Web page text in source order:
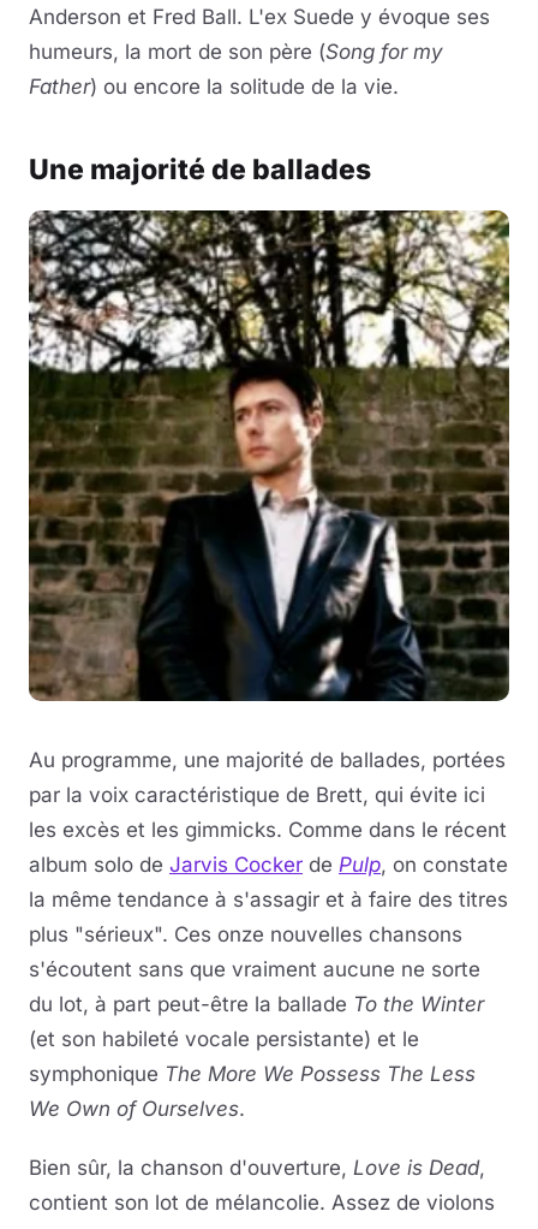
Anderson et Fred Ball. L'ex Suede y évoque ses
humeurs, la mort de son père (Song for my
Father) ou encore la solitude de la vie.
Une majorité de ballades
Au programme, une majorité de ballades, portées
par la voix caractéristique de Brett, qui évite ici
les excès et les gimmicks. Comme dans le récent
album solo de Jarvis Cocker de Pulp, on constate
la même tendance à s'assagir et à faire des titres
plus "sérieux". Ces onze nouvelles chansons
s'écoutent sans que vraiment aucune ne sorte
du lot, à part peut-être la ballade To the Winter
(et son habileté vocale persistante) et le
symphonique The More We Possess The Less
We Own of Ourselves.
Bien sûr, la chanson d'ouverture, Love is Dead,
contient son lot de mélancolie. Assez de violons